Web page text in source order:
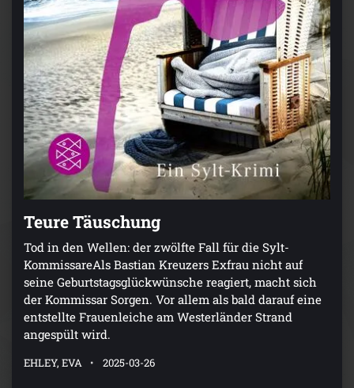
Teure Täuschung
Tod in den Wellen: der zwölfte Fall für die Sylt-
KommissareAls Bastian Kreuzers Exfrau nicht auf
seine Geburtstagsglückwünsche reagiert, macht sich
der Kommissar Sorgen. Vor allem als bald darauf eine
entstellte Frauenleiche am Westerländer Strand
angespült wird.
EHLEY, EVA 2025-03-26